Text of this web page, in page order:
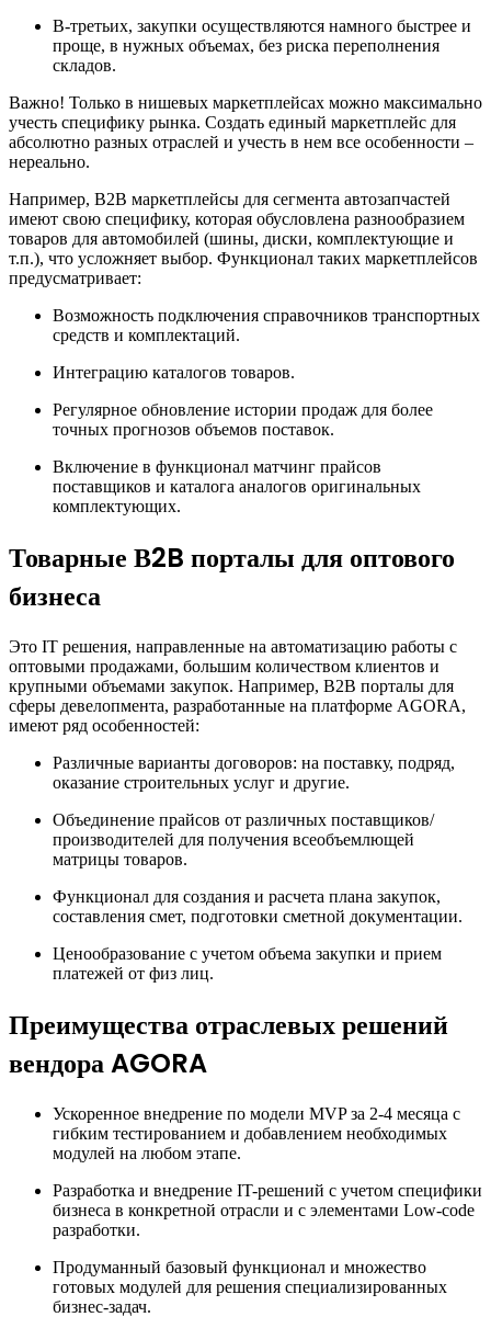
В-третьих, закупки осуществляются намного быстрее и
проще, в нужных объемах, без риска переполнения
складов.
Важно! Только в нишевых маркетплейсах можно максимально
учесть специфику рынка. Создать единый маркетплейс для
абсолютно разных отраслей и учесть в нем все особенности –
нереально.
Например, B2B маркетплейсы для сегмента автозапчастей
имеют свою специфику, которая обусловлена разнообразием
товаров для автомобилей (шины, диски, комплектующие и
т.п.), что усложняет выбор. Функционал таких маркетплейсов
предусматривает:
Возможность подключения справочников транспортных
средств и комплектаций.
Интеграцию каталогов товаров.
Регулярное обновление истории продаж для более
точных прогнозов объемов поставок.
Включение в функционал матчинг прайсов
поставщиков и каталога аналогов оригинальных
комплектующих.
Товарные В2B порталы для оптового
бизнеса
Это IT решения, направленные на автоматизацию работы с
оптовыми продажами, большим количеством клиентов и
крупными объемами закупок. Например, B2B порталы для
сферы девелопмента, разработанные на платформе AGORA,
имеют ряд особенностей:
Различные варианты договоров: на поставку, подряд,
оказание строительных услуг и другие.
Объединение прайсов от различных поставщиков/
производителей для получения всеобъемлющей
матрицы товаров.
Функционал для создания и расчета плана закупок,
составления смет, подготовки сметной документации.
Ценообразование с учетом объема закупки и прием
платежей от физ лиц.
Преимущества отраслевых решений
вендора AGORA
Ускоренное внедрение по модели MVP за 2-4 месяца с
гибким тестированием и добавлением необходимых
модулей на любом этапе.
Разработка и внедрение IT-решений с учетом специфики
бизнеса в конкретной отрасли и с элементами Low-code
разработки.
Продуманный базовый функционал и множество
готовых модулей для решения специализированных
бизнес-задач.